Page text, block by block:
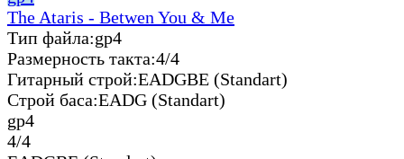
The Ataris - Betwen You & Me
Тип файла:gp4
Размерность такта:4/4
Гитарный строй:EADGBE (Standart)
Строй баса:EADG (Standart)
gp4
4/4